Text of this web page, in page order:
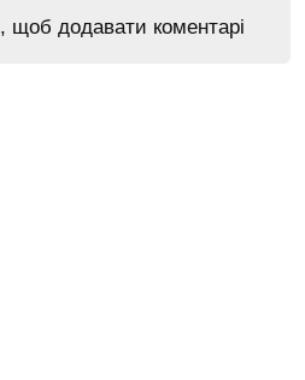
, щоб додавати коментарі